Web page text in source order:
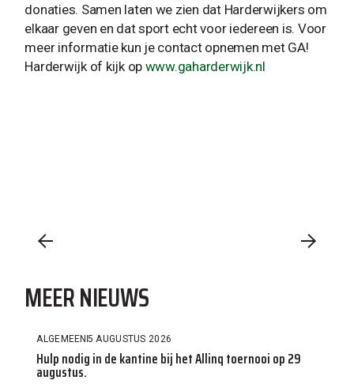
donaties. Samen laten we zien dat Harderwijkers om
elkaar geven en dat sport echt voor iedereen is. Voor
meer informatie kun je contact opnemen met GA!
Harderwijk of kijk op www.gaharderwijk.nl
MEER NIEUWS
ALGEMEEN 5 AUGUSTUS 2026
Hulp nodig in de kantine bij het Allinq toernooi op 29
augustus.